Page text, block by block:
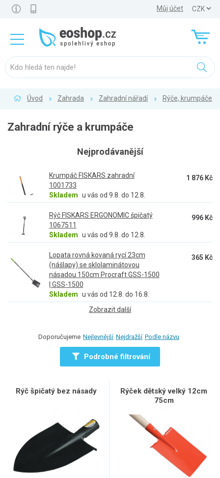
Můj účet
Úvod Zahrada Zahradní nářadí Rýče, krumpáče
Zahradní rýče a krumpáče
Nejprodávanější
Krumpáč FISKARS zahradní
1001733
Skladem u vás od 9.8. do 12.8.
1 876 Kč
Rýč FISKARS ERGONOMIC špičatý
1067511
Skladem u vás od 9.8. do 12.8.
996 Kč
Lopata rovná kovaná rycí 23cm
(nášlapy) se sklolaminátovou
násadou 150cm Procraft GSS-1500
| GSS-1500
Skladem u vás od 12.8. do 16.8.
365 Kč
Zobrazit další
Doporučujeme Nejlevnější Nejdražší Podle názvu
Podrobné filtrování
Rýč špičatý bez násady
Rýček dětský velký 12cm
75cm